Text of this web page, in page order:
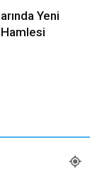
Yeni
Hamlesi